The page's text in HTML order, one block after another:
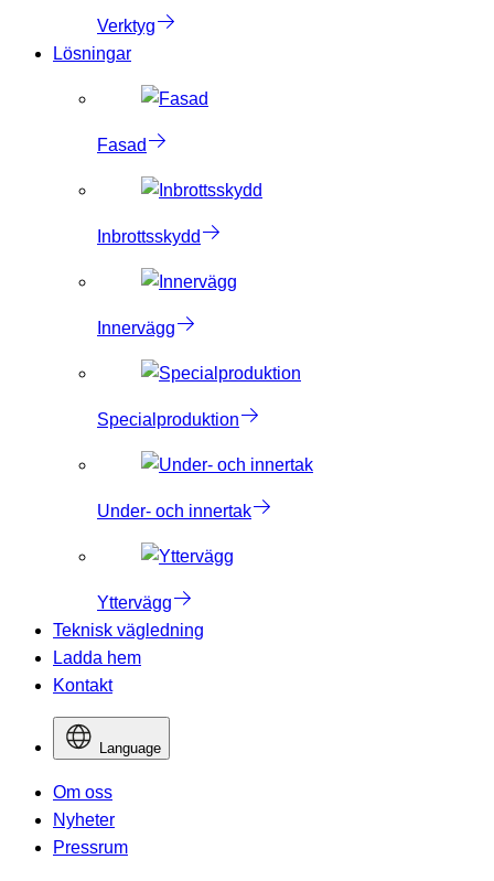
Verktyg
Lösningar
Fasad
Inbrottsskydd
Innervägg
Specialproduktion
Under- och innertak
Yttervägg
Teknisk vägledning
Ladda hem
Kontakt
Language
Om oss
Nyheter
Pressrum